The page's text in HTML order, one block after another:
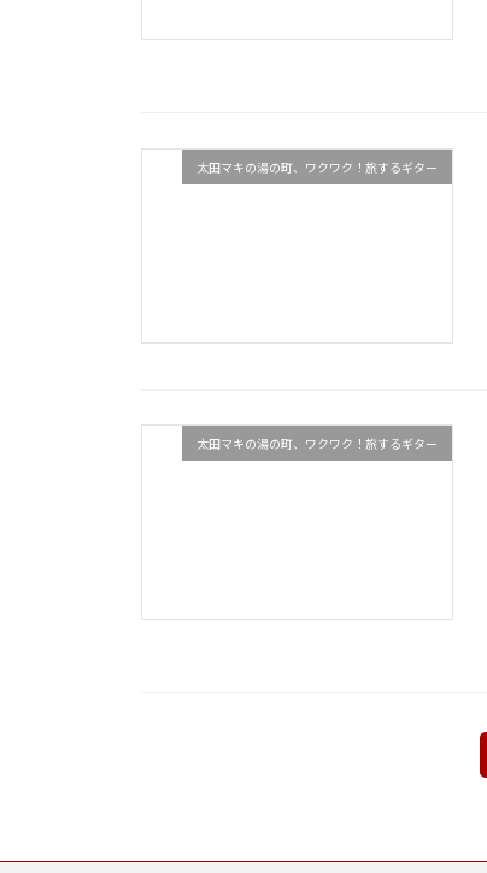
太田マキの湯の町、ワクワク！旅するギター
太田マキの湯の町、ワクワク！旅するギター
の